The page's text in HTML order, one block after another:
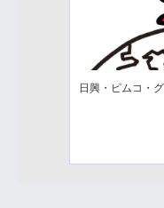
日興・ピムコ・